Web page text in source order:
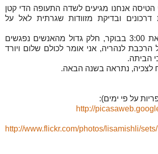
הטיסה אנחנו מגיעים לשדה התעופה הדי קטן
ובדיקת מזוודות שגרתית לאל על
נוחתים בארץ לקראת 3:00 בבוקר, חלק גדול מהאנשים נפגשים
לנהריה, אני אומר לכולם שלום ויורד
הביתה.
לצכיה, נתראה בשנה הבאה.
על פי ימים):
http://
http://www.flickr.com/photos/lisamishli/